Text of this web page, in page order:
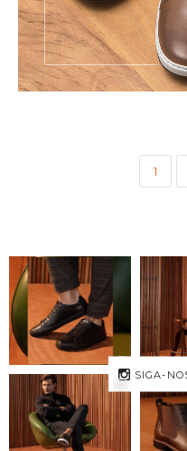
1
SIGA-